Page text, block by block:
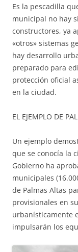
Es la pescadilla
municipal no hay
constructores, ya
«otros» sistemas
hay desarrollo
preparado para
protección oficial
en la ciudad.
EL EJEMPLO DE
Un ejemplo
que se conocía la
Gobierno ha
municipales
de Palmas Altas
provisionales en
urbanísticamente
impulsarán los